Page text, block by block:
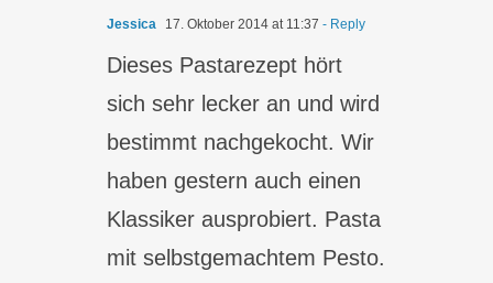
Jessica 17. Oktober 2014 at 11:37 - Reply
Dieses Pastarezept hört
sich sehr lecker an und wird
bestimmt nachgekocht. Wir
haben gestern auch einen
Klassiker ausprobiert. Pasta
mit selbstgemachtem Pesto.